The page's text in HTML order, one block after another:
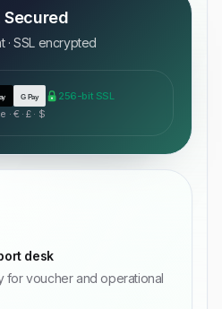
Secured
· SSL encrypted
G Pay
256-bit SSL
€ · £ · $
desk
for voucher and operational